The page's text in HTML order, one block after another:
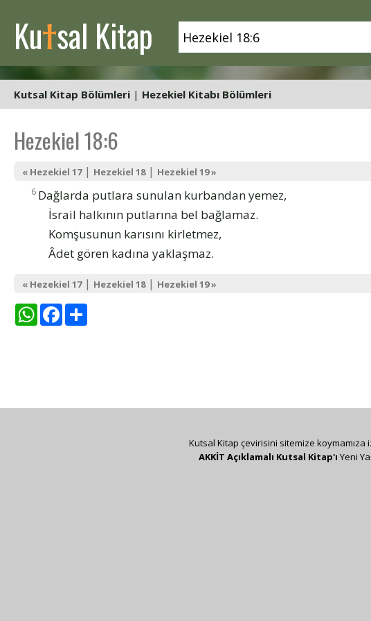
Kutsal Kitap
Kutsal Kitap Bölümleri | Hezekiel Kitabı Bölümleri
Hezekiel 18:6
« Hezekiel 17| Hezekiel 18| Hezekiel 19 »
6 Dağlarda putlara sunulan kurbandan yemez,
İsrail halkının putlarına bel bağlamaz.
Komşusunun karısını kirletmez,
Âdet gören kadına yaklaşmaz.
« Hezekiel 17| Hezekiel 18| Hezekiel 19 »
WhatsAppFacebook
Kutsal Kitap çevirisini sitemize koymamıza
AKKİT Açıklamalı Kutsal Kitap'ı Yeni